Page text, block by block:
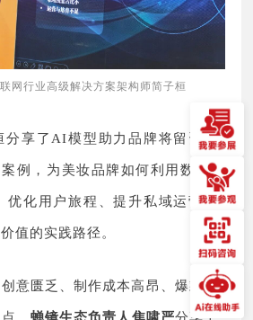
网行业高级解决方案架构师简子桓
分享了AI模型助力品牌将留资率
例，为美妆品牌如何利用数据+
优化用户旅程、提升私域运营效
值的实践路径。
意匮乏、制作成本高昂、爆款难